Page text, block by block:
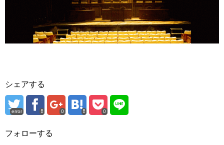
シェアする
error 0 0
フォローする